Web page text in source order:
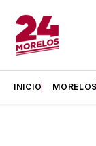
INICIO MORELOS